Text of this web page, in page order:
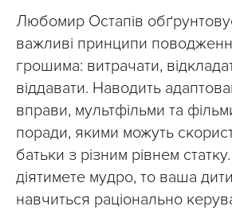
Любомир Остапів
важливі принципи
грошима: витрачати,
віддавати. Наводить
вправи, мультфільми та
поради, якими можуть
батьки з різним рівнем
діятимете мудро, то ваша
навчиться раціонально